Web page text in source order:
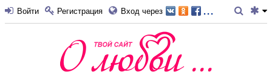
Войти Регистрация Вход через ...